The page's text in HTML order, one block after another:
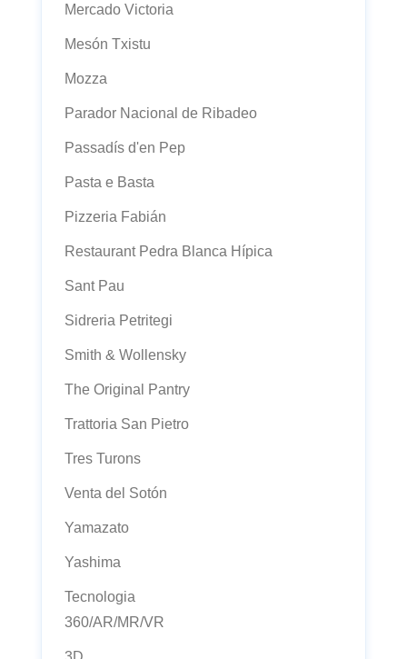
Mercado Victoria
Mesón Txistu
Mozza
Parador Nacional de Ribadeo
Passadís d'en Pep
Pasta e Basta
Pizzeria Fabián
Restaurant Pedra Blanca Hípica
Sant Pau
Sidreria Petritegi
Smith & Wollensky
The Original Pantry
Trattoria San Pietro
Tres Turons
Venta del Sotón
Yamazato
Yashima
Tecnologia
360/AR/MR/VR